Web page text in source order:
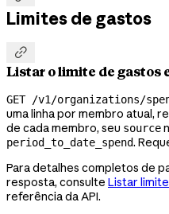
Limites de gastos

Listar o limite de gastos
GET /v1/organizations/
uma linha por membro atual,
de cada membro, seu source
period_to_date_spend.
Para detalhes completos de
resposta, consulte Listar
referência da API.